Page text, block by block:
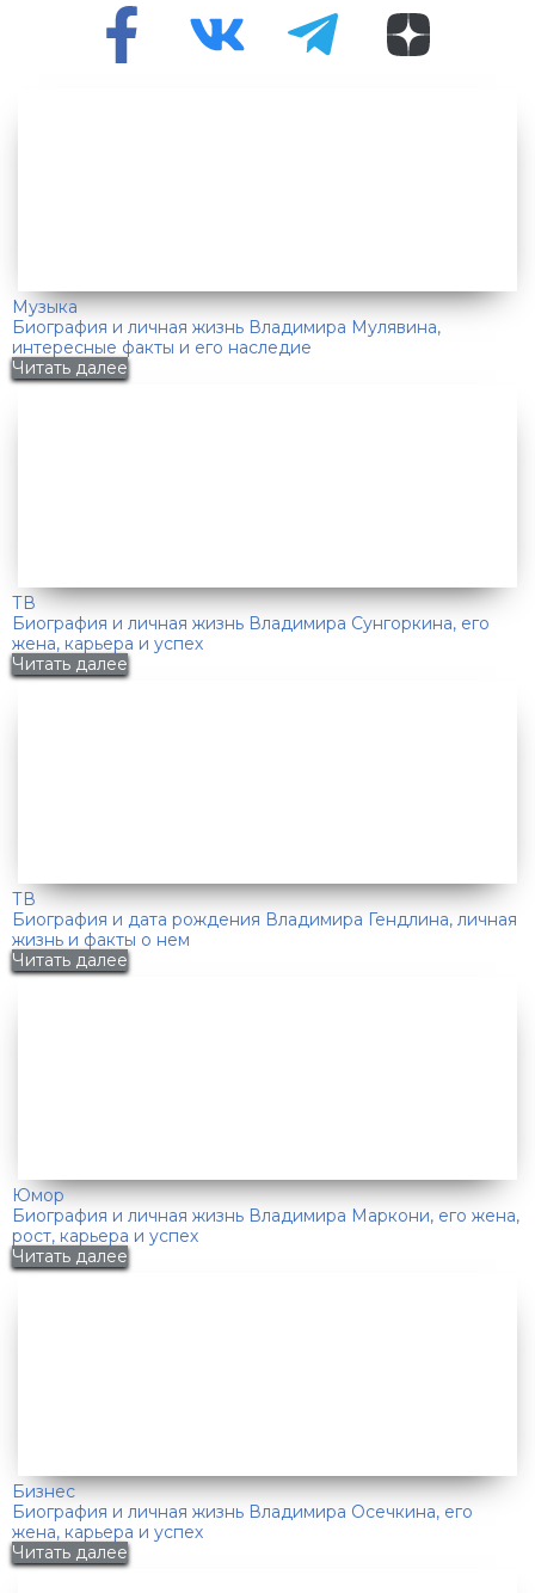
Музыка
Биография и личная жизнь Владимира Мулявина,
интересные факты и его наследие
Читать далее
ТВ
Биография и личная жизнь Владимира Сунгоркина, его
жена, карьера и успех
Читать далее
ТВ
Биография и дата рождения Владимира Гендлина, личная
жизнь и факты о нем
Читать далее
Юмор
Биография и личная жизнь Владимира Маркони, его жена,
рост, карьера и успех
Читать далее
Бизнес
Биография и личная жизнь Владимира Осечкина, его
жена, карьера и успех
Читать далее